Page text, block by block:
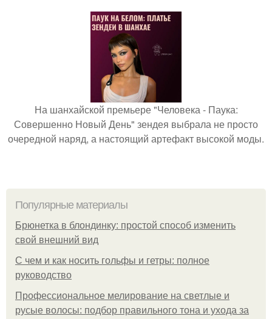
На шанхайской премьере "Человека - Паука:
Совершенно Новый День" зендея выбрала не просто
очередной наряд, а настоящий артефакт высокой моды.
Популярные материалы
Брюнетка в блондинку: простой способ изменить
свой внешний вид
С чем и как носить гольфы и гетры: полное
руководство
Профессиональное мелирование на светлые и
русые волосы: подбор правильного тона и ухода за